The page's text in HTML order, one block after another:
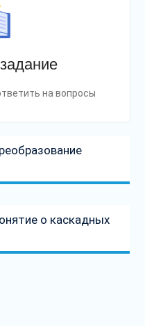
на вопросы
о каскадных